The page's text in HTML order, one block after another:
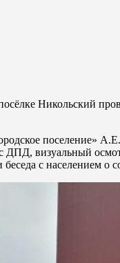
Никольский
поселение»
ДПД, визуальный
с населением о